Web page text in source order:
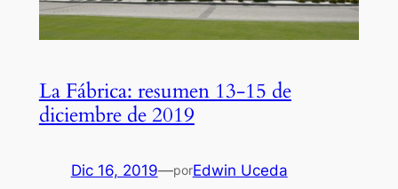
La Fábrica: resumen 13-15 de
diciembre de 2019
Dic 16, 2019—porEdwin Uceda